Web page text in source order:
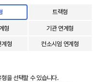
트랙형
형 기관 연계형
계형 컨소시엄 연계형
을 선택할 수 있습니다.